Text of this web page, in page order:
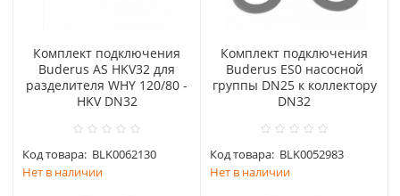
Комплект подключения
Buderus AS HKV32 для
разделителя WHY 120/80 -
HKV DN32
Код товара: BLK0062130
Нет в наличии
Комплект подключения
Buderus ES0 насосной
группы DN25 к коллектору
DN32
Код товара: BLK0052983
Нет в наличии